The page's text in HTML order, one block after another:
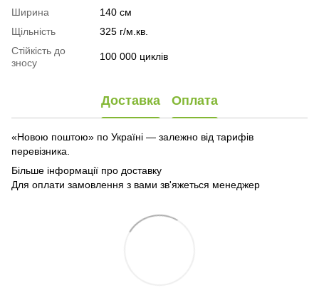
Ширина
140 см
Щільність
325 г/м.кв.
Стійкість до
зносу
100 000 циклів
Доставка Оплата
«Новою поштою» по Україні — залежно від тарифів
перевізника.
Більше інформації про доставку
Для оплати замовлення з вами зв'яжеться менеджер